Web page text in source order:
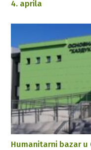
4. aprila
Humanitarni bazar u